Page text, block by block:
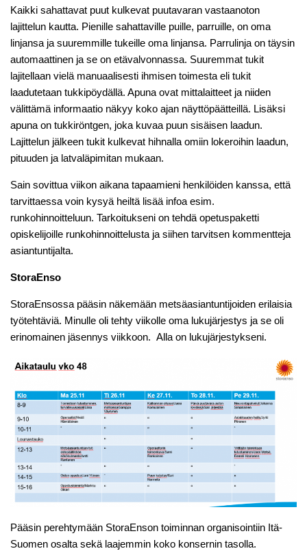
Kaikki sahattavat puut kulkevat puutavaran vastaanoton
lajittelun kautta. Pienille sahattaville puille, parruille, on oma
linjansa ja suuremmille tukeille oma linjansa. Parrulinja on täysin
automaattinen ja se on etävalvonnassa. Suuremmat tukit
lajitellaan vielä manuaalisesti ihmisen toimesta eli tukit
laadutetaan tukkipöydällä. Apuna ovat mittalaitteet ja niiden
välittämä informaatio näkyy koko ajan näyttöpäätteillä. Lisäksi
apuna on tukkiröntgen, joka kuvaa puun sisäisen laadun.
Lajittelun jälkeen tukit kulkevat hihnalla omiin lokeroihin laadun,
pituuden ja latvaläpimitan mukaan.
Sain sovittua viikon aikana tapaamieni henkilöiden kanssa, että
tarvittaessa voin kysyä heiltä lisää infoa esim.
runkohinnoitteluun. Tarkoitukseni on tehdä opetuspaketti
opiskelijoille runkohinnoittelusta ja siihen tarvitsen kommentteja
asiantuntijalta.
StoraEnso
StoraEnsossa pääsin näkemään metsäasiantuntijoiden erilaisia
työtehtäviä. Minulle oli tehty viikolle oma lukujärjestys ja se oli
erinomainen jäsennys viikkoon. Alla on lukujärjestykseni.
Pääsin perehtymään StoraEnson toiminnan organisointiin Itä-
Suomen osalta sekä laajemmin koko konsernin tasolla.